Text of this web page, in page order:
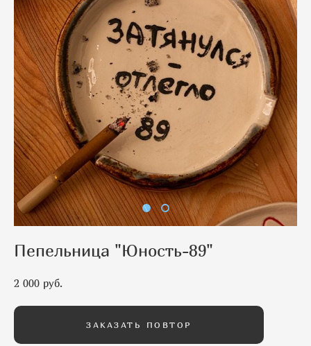
Пепельница "Юность-89"
2 000 pуб.
ЗАКАЗАТЬ ПОВТОР